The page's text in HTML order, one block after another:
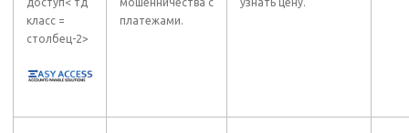
класс =
столбец-2>
платежами.